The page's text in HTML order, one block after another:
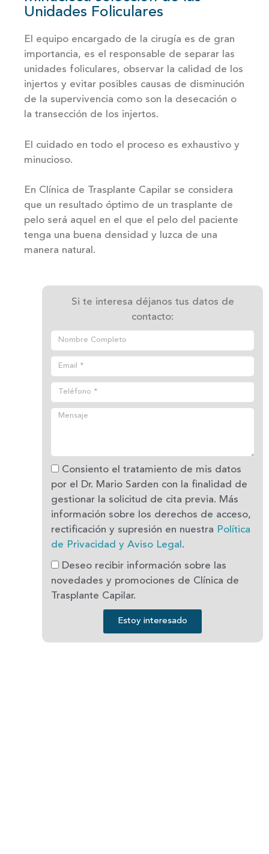
Unidades Foliculares
El equipo encargado de la cirugía es de gran
importancia, es el responsable de separar las
unidades foliculares, observar la calidad de los
injertos y evitar posibles causas de disminución
de la supervivencia como son la desecación o
la transección de los injertos.
El cuidado en todo el proceso es exhaustivo y
minucioso.
En Clínica de Trasplante Capilar se considera
que un resultado óptimo de un trasplante de
pelo será aquel en el que el pelo del paciente
tenga una buena densidad y luzca de una
manera natural.
Si te interesa déjanos tus datos de
contacto:
Consiento el tratamiento de mis datos
por el Dr. Mario Sarden con la finalidad de
gestionar la solicitud de cita previa. Más
información sobre los derechos de acceso,
rectificación y supresión en nuestra Política
de Privacidad y Aviso Legal .
Deseo recibir información sobre las
novedades y promociones de Clínica de
Trasplante Capilar.
Estoy interesado